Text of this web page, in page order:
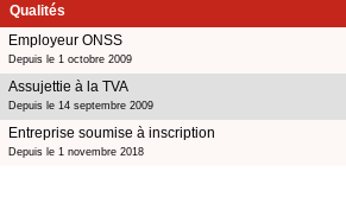
Qualités
Employeur ONSS
Depuis le 1 octobre 2009
Assujettie à la TVA
Depuis le 14 septembre 2009
Entreprise soumise à inscription
Depuis le 1 novembre 2018